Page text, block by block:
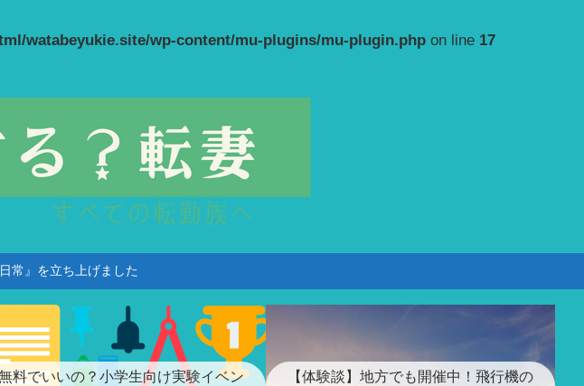
watabeyukie.site/wp-content/mu-plugins/mu-plugin.php on line 17
常』を立ち上げました
料でいいの？小学生向け実験イベン
【体験談】地方でも開催中！飛行機の